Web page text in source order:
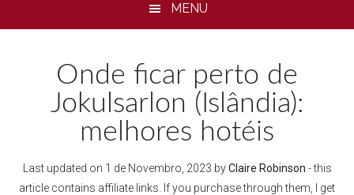
MENU
Onde ficar perto de
Jokulsarlon (Islândia):
melhores hotéis
Last updated on 1 de Novembro, 2023 byClaire Robinson - this
article contains affiliate links. If you purchase through them, I get